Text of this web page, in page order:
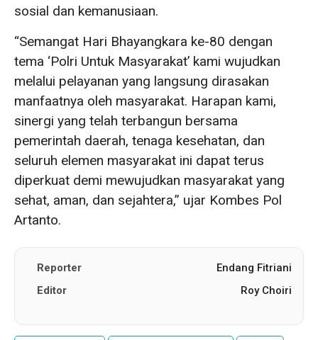
sosial dan kemanusiaan.
“Semangat Hari Bhayangkara ke-80 dengan
tema ‘Polri Untuk Masyarakat’ kami wujudkan
melalui pelayanan yang langsung dirasakan
manfaatnya oleh masyarakat. Harapan kami,
sinergi yang telah terbangun bersama
pemerintah daerah, tenaga kesehatan, dan
seluruh elemen masyarakat ini dapat terus
diperkuat demi mewujudkan masyarakat yang
sehat, aman, dan sejahtera,” ujar Kombes Pol
Artanto.
Reporter
Endang Fitriani
Editor
Roy Choiri